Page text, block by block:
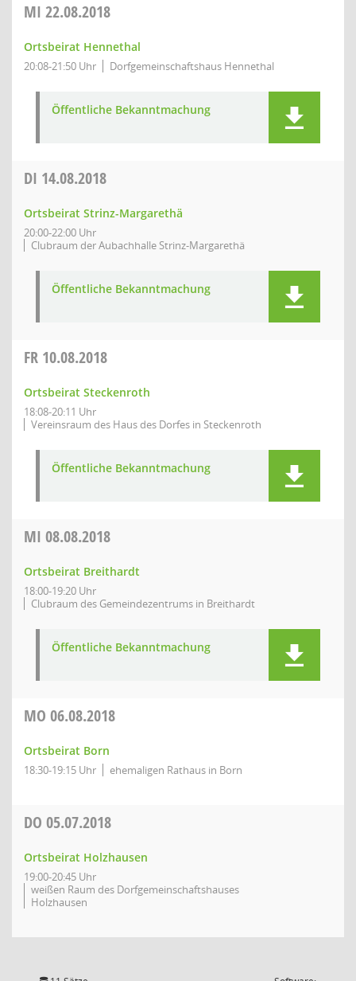
MI 22.08.2018
Ortsbeirat Hennethal
20:08-21:50 Uhr Dorfgemeinschaftshaus Hennethal
Öffentliche Bekanntmachung
DI 14.08.2018
Ortsbeirat Strinz-Margarethä
20:00-22:00 Uhr
Clubraum der Aubachhalle Strinz-Margarethä
Öffentliche Bekanntmachung
FR 10.08.2018
Ortsbeirat Steckenroth
18:08-20:11 Uhr
Vereinsraum des Haus des Dorfes in Steckenroth
Öffentliche Bekanntmachung
MI 08.08.2018
Ortsbeirat Breithardt
18:00-19:20 Uhr
Clubraum des Gemeindezentrums in Breithardt
Öffentliche Bekanntmachung
MO 06.08.2018
Ortsbeirat Born
18:30-19:15 Uhr ehemaligen Rathaus in Born
DO 05.07.2018
Ortsbeirat Holzhausen
19:00-20:45 Uhr
weißen Raum des Dorfgemeinschaftshauses
Holzhausen